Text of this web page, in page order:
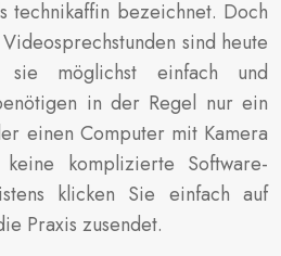
technikaffin bezeichnet. Doch
sind heute
möglichst einfach und
in der Regel nur ein
einen Computer mit Kamera
komplizierte Software-
klicken Sie einfach auf
Praxis zusendet.